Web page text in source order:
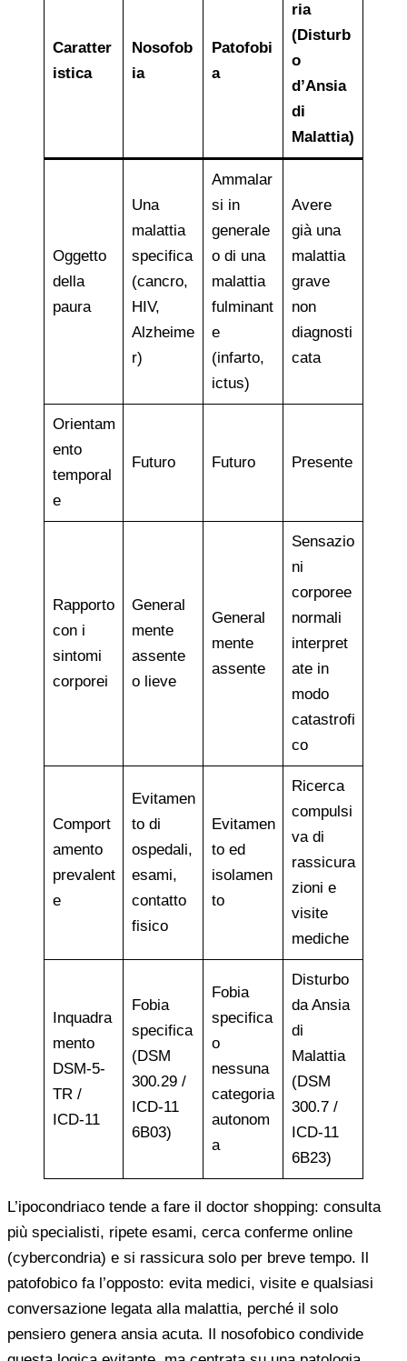
Caratter
istica
Nosofob
ia
Patofobi
a
ria
(Disturb
o
d’Ansia
di
Malattia)
Oggetto
della
paura
Una
malattia
specifica
(cancro,
HIV,
Alzheime
r)
Ammalar
si in
generale
o di una
malattia
fulminant
e
(infarto,
ictus)
Avere
già una
malattia
grave
non
diagnosti
cata
Orientam
ento
temporal
e
Futuro Futuro Presente
Rapporto
con i
sintomi
corporei
General
mente
assente
o lieve
General
mente
assente
Sensazio
ni
corporee
normali
interpret
ate in
modo
catastrofi
co
Comport
amento
prevalent
e
Evitamen
to di
ospedali,
esami,
contatto
fisico
Evitamen
to ed
isolamen
to
Ricerca
compulsi
va di
rassicura
zioni e
visite
mediche
Inquadra
mento
DSM-5-
TR /
ICD-11
Fobia
specifica
(DSM
300.29 /
ICD-11
6B03)
Fobia
specifica
o
nessuna
categoria
autonom
a
Disturbo
da Ansia
di
Malattia
(DSM
300.7 /
ICD-11
6B23)
L’ipocondriaco tende a fare il doctor shopping: consulta
più specialisti, ripete esami, cerca conferme online
(cybercondria) e si rassicura solo per breve tempo. Il
patofobico fa l’opposto: evita medici, visite e qualsiasi
conversazione legata alla malattia, perché il solo
pensiero genera ansia acuta. Il nosofobico condivide